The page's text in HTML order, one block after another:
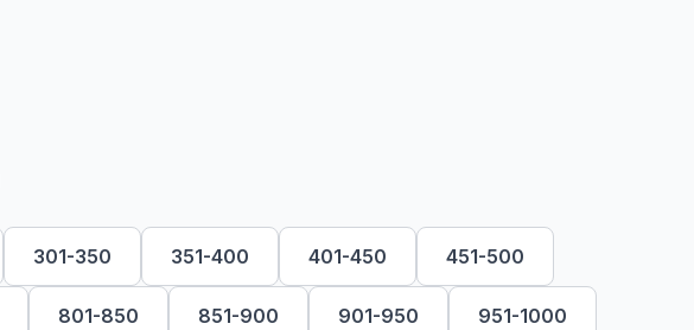
301-350 351-400 401-450 451-500
801-850 851-900 901-950 951-1000